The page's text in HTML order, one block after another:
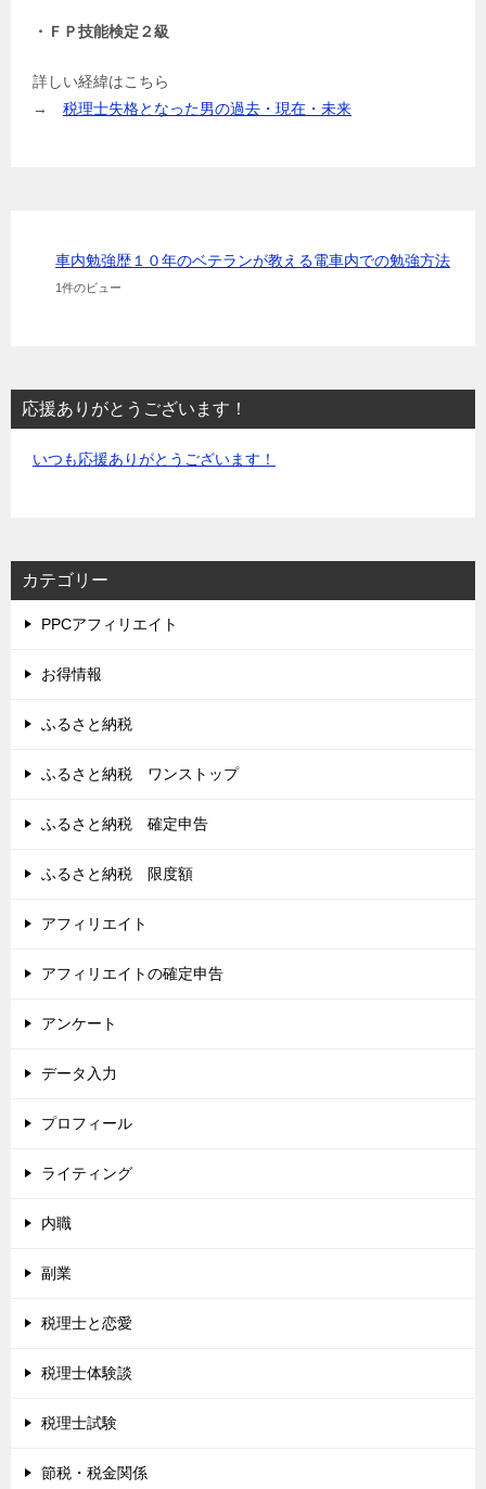
・ＦＰ技能検定２級
詳しい経緯はこちら
→ 税理士失格となった男の過去・現在・未来
車内勉強歴１０年のベテランが教える電車内での勉強方法
1件のビュー
応援ありがとうございます！
いつも応援ありがとうございます！
カテゴリー
PPCアフィリエイト
お得情報
ふるさと納税
ふるさと納税 ワンストップ
ふるさと納税 確定申告
ふるさと納税 限度額
アフィリエイト
アフィリエイトの確定申告
アンケート
データ入力
プロフィール
ライティング
内職
副業
税理士と恋愛
税理士体験談
税理士試験
節税・税金関係